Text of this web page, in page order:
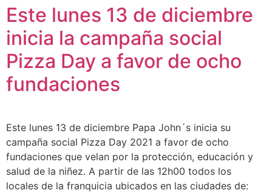
Este lunes 13 de diciembre
inicia la campaña social
Pizza Day a favor de ocho
fundaciones
Este lunes 13 de diciembre Papa John´s inicia su
campaña social Pizza Day 2021 a favor de ocho
fundaciones que velan por la protección, educación y
salud de la niñez. A partir de las 12h00 todos los
locales de la franquicia ubicados en las ciudades de: